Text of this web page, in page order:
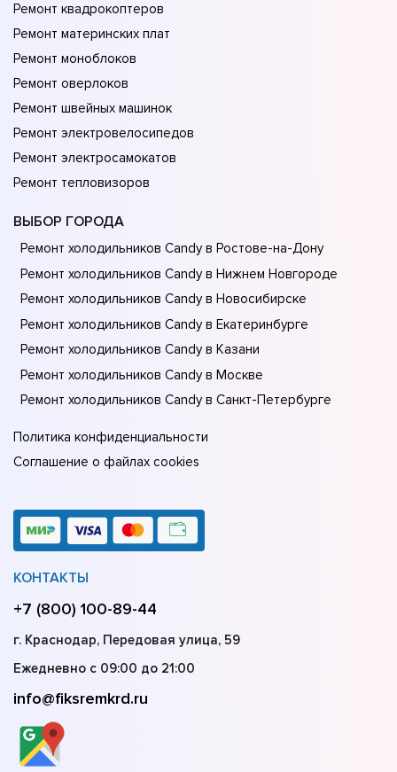
Ремонт квадрокоптеров
Ремонт материнских плат
Ремонт моноблоков
Ремонт оверлоков
Ремонт швейных машинок
Ремонт электровелосипедов
Ремонт электросамокатов
Ремонт тепловизоров
ВЫБОР ГОРОДА
Ремонт холодильников Candy в Ростове-на-Донy
Ремонт холодильников Candy в Нижнем Новгороде
Ремонт холодильников Candy в Новосибирске
Ремонт холодильников Candy в Екатеринбурге
Ремонт холодильников Candy в Казани
Ремонт холодильников Candy в Москве
Ремонт холодильников Candy в Санкт-Петербурге
Политика конфиденциальности
Соглашение о файлах cookies
КОНТАКТЫ
+7 (800) 100-89-44
г. Краснодар, Передовая улица, 59
Ежедневно с 09:00 до 21:00
info@fiksremkrd.ru